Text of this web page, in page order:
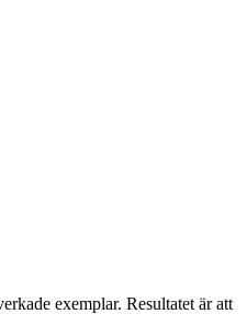
exemplar. Resultatet är att